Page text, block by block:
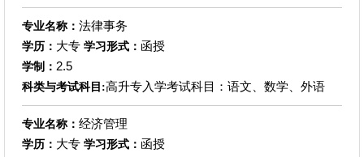
专业名称： 法律事务
学历： 大专 学习形式： 函授
学制： 2.5
科类与考试科目:高升专入学考试科目：语文、数学、外语
专业名称： 经济管理
学历： 大专 学习形式： 函授